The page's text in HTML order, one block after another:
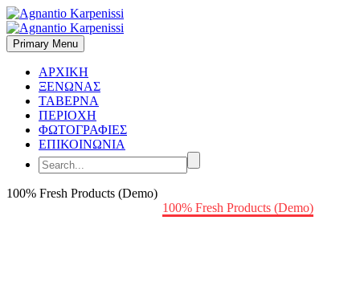
Primary Menu
ΑΡΧΙΚΗ
ΞΕΝΩΝΑΣ
ΤΑΒΕΡΝΑ
ΠΕΡΙΟΧΗ
ΦΩΤΟΓΡΑΦΙΕΣ
ΕΠΙΚΟΙΝΩΝΙΑ
100% Fresh Products (Demo)
100% Fresh Products (Demo)